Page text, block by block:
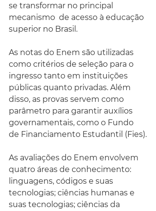
se transformar no principal
mecanismo  de acesso à educação
superior no Brasil.
As notas do Enem são utilizadas
como critérios de seleção para o
ingresso tanto em instituições
públicas quanto privadas. Além
disso, as provas servem como
parâmetro para garantir auxílios
governamentais, como o Fundo
de Financiamento Estudantil (Fies).
As avaliações do Enem envolvem
quatro áreas de conhecimento:
linguagens, códigos e suas
tecnologias; ciências humanas e
suas tecnologias; ciências da